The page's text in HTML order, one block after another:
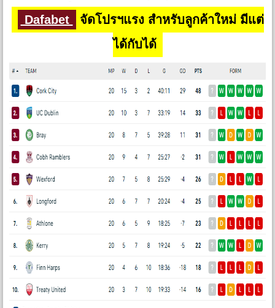
Dafabet
จัดโปรฯแรง สำหรับลูกค้าใหม่ มีแต่
ได้กับได้